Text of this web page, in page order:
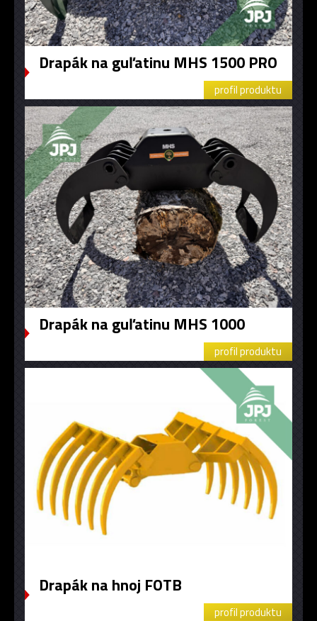
Drapák na guľatinu MHS 1500 PRO
profil produktu
Drapák na guľatinu MHS 1000
profil produktu
Drapák na hnoj FOTB
profil produktu